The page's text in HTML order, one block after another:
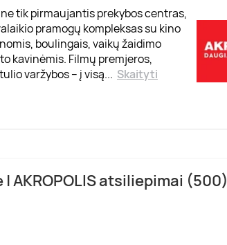
ne tik pirmaujantis prekybos centras,
pramogų kompleksas su kino
boulingais, vaikų žaidimo
kavinėmis. Filmų premjeros,
varžybos – į visą... Skaityti
AKROPOLIS atsiliepimai (500)